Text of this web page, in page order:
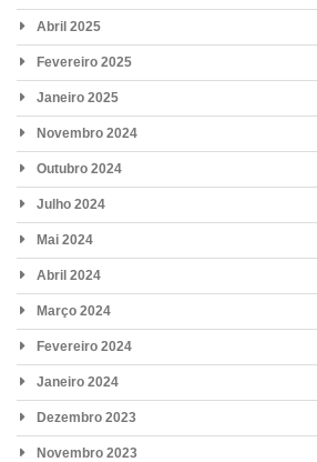
Abril 2025
Fevereiro 2025
Janeiro 2025
Novembro 2024
Outubro 2024
Julho 2024
Mai 2024
Abril 2024
Março 2024
Fevereiro 2024
Janeiro 2024
Dezembro 2023
Novembro 2023